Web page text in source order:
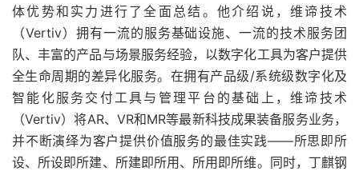
体优势和实力进行了全面总结。他介绍说，维谛技术
（Vertiv）拥有一流的服务基础设施、一流的技术服务团
队、丰富的产品与场景服务经验，以数字化工具为客户提供
全生命周期的差异化服务。在拥有产品级/系统级数字化及
智能化服务交付工具与管理平台的基础上，维谛技术
（Vertiv）将AR、VR和MR等最新科技成果装备服务业务，
并不断演绎为客户提供价值服务的最佳实践——所思即所
设、所设即所建、所建即所用、所用即所维。同时，丁麒钢